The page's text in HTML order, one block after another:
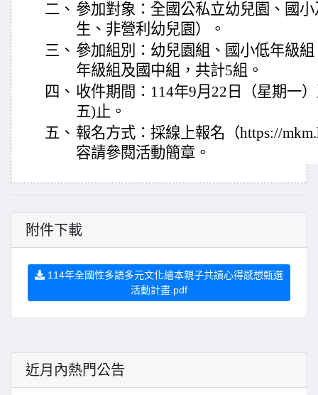
二、 參加對象：全國公私立幼兒園、國
生、非營利幼兒園）。
三、 參加組別：幼兒園組、國小低年級
年級組及國中組，共計5組。
四、 收件期間：114年9月22日（星期一
五)止。
五、 報名方式：採線上報名（https://
容請參閱活動簡章。
附件下載
114年全國性多語多元文化繪本親子共讀心得感想甄選
活動計畫.pdf
近月內熱門公告